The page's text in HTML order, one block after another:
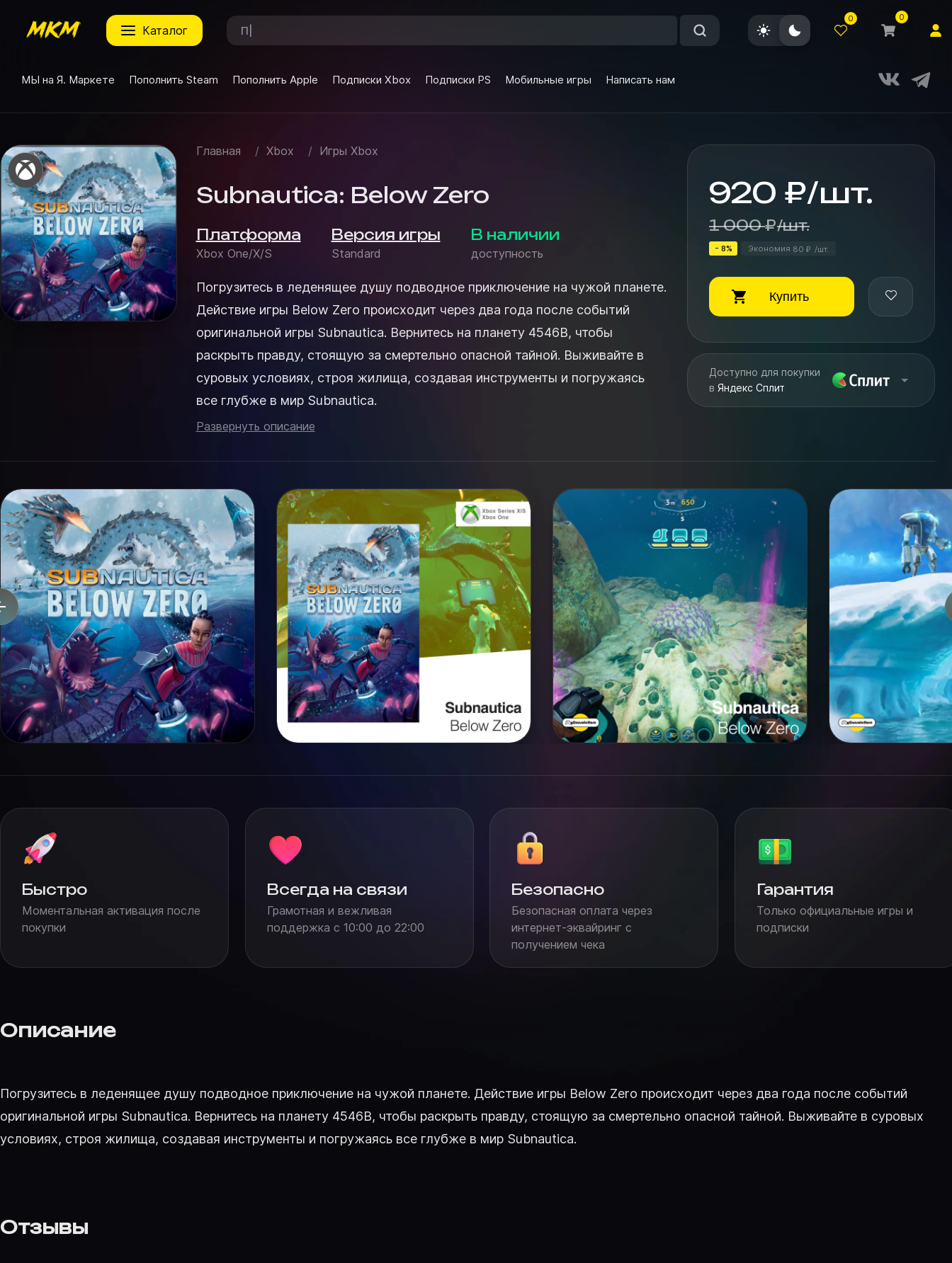
каталог
0 0
МЫ на Я. Маркете Пополнить Steam Пополнить Apple Подписки Xbox Подписки PS Мобильные игры Написать нам
Главная / Xbox / Игры Xbox
Subnautica: Below Zero
Платформа
Xbox One/X/S
Версия игры
Standard
В наличии
доступность
Погрузитесь в леденящее душу подводное приключение на чужой планете.
Действие игры Below Zero происходит через два года после событий
оригинальной игры Subnautica. Вернитесь на планету 4546B, чтобы
раскрыть правду, стоящую за смертельно опасной тайной. Выживайте в
суровых условиях, строя жилища, создавая инструменты и погружаясь
все глубже в мир Subnautica.
Развернуть описание
920 ₽/шт.
1 000 ₽/шт.
- 8% Экономия 80 ₽ /шт.
Купить
Доступно для покупки
в Яндекс Сплит
Быстро
Моментальная активация после
покупки
Всегда на связи
Грамотная и вежливая
поддержка с 10:00 до 22:00
Безопасно
Безопасная оплата через
интернет-эквайринг с
получением чека
Гарантия
Только официальные игры и
подписки
Описание
Погрузитесь в леденящее душу подводное приключение на чужой планете. Действие игры Below Zero происходит через два года после событий
оригинальной игры Subnautica. Вернитесь на планету 4546B, чтобы раскрыть правду, стоящую за смертельно опасной тайной. Выживайте в суровых
условиях, строя жилища, создавая инструменты и погружаясь все глубже в мир Subnautica.
Отзывы